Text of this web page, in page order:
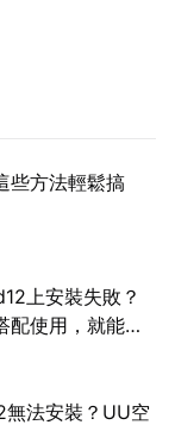
些方法輕鬆搞
上安裝失敗？
配使用，就能輕
法安裝？UU空